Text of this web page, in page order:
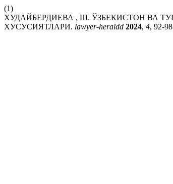
(1)
ХУДАЙБЕРДИЕВА , Ш. ЎЗБЕКИСТОН ВА
ХУСУСИЯТЛАРИ. lawyer-heraldd 2024, 4, 92-